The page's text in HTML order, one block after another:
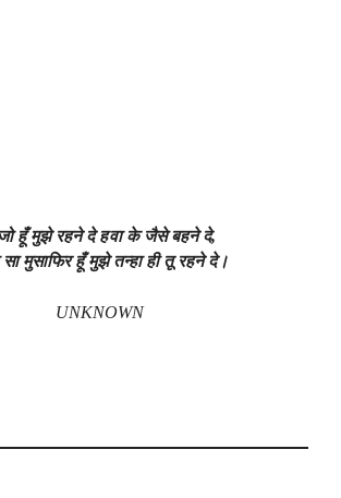
हूँ मुझे रहने दे हवा के जैसे बहने दे,
सा मुसाफिर हूँ मुझे तन्हा ही तू रहने दे।
UNKNOWN